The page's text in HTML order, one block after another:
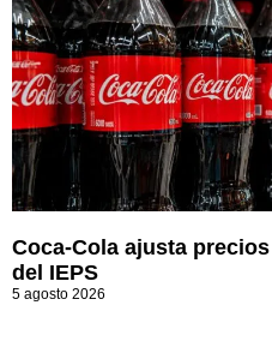
Coca-Cola ajusta
del IEPS
5 agosto 2026